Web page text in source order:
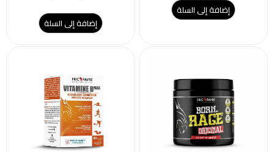
إضافة إلى السلة
إضافة إلى السلة